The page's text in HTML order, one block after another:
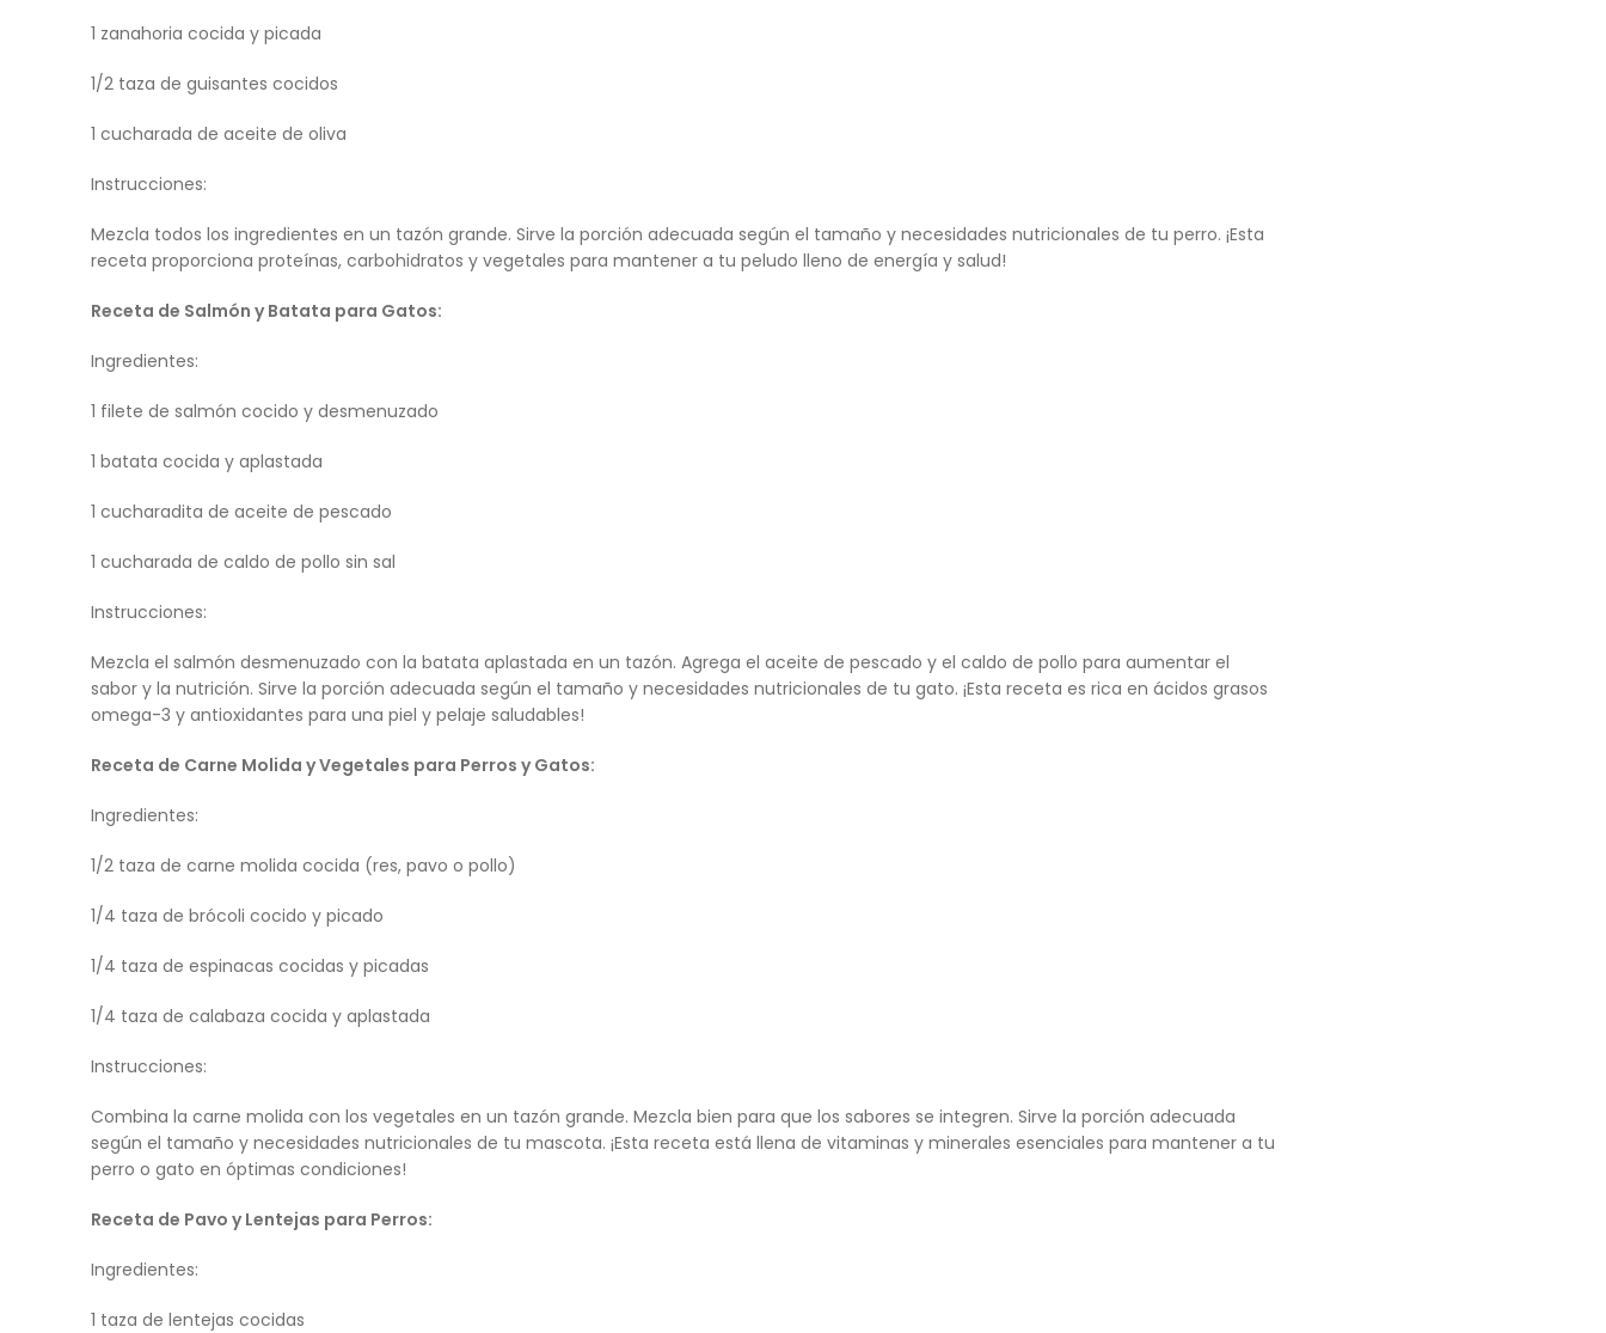
1 zanahoria cocida y picada
1/2 taza de guisantes cocidos
1 cucharada de aceite de oliva
Instrucciones:
Mezcla todos los ingredientes en un tazón grande. Sirve la porción adecuada según el tamaño y necesidades nutricionales de tu perro. ¡Esta
receta proporciona proteínas, carbohidratos y vegetales para mantener a tu peludo lleno de energía y salud!
Receta de Salmón y Batata para Gatos:
Ingredientes:
1 filete de salmón cocido y desmenuzado
1 batata cocida y aplastada
1 cucharadita de aceite de pescado
1 cucharada de caldo de pollo sin sal
Instrucciones:
Mezcla el salmón desmenuzado con la batata aplastada en un tazón. Agrega el aceite de pescado y el caldo de pollo para aumentar el
sabor y la nutrición. Sirve la porción adecuada según el tamaño y necesidades nutricionales de tu gato. ¡Esta receta es rica en ácidos grasos
omega-3 y antioxidantes para una piel y pelaje saludables!
Receta de Carne Molida y Vegetales para Perros y Gatos:
Ingredientes:
1/2 taza de carne molida cocida (res, pavo o pollo)
1/4 taza de brócoli cocido y picado
1/4 taza de espinacas cocidas y picadas
1/4 taza de calabaza cocida y aplastada
Instrucciones:
Combina la carne molida con los vegetales en un tazón grande. Mezcla bien para que los sabores se integren. Sirve la porción adecuada
según el tamaño y necesidades nutricionales de tu mascota. ¡Esta receta está llena de vitaminas y minerales esenciales para mantener a tu
perro o gato en óptimas condiciones!
Receta de Pavo y Lentejas para Perros:
Ingredientes:
1 taza de lentejas cocidas